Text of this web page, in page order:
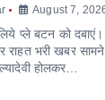
August 7,
प्ले बटन को दबाएं।
राहत भरी खबर
होलकर…